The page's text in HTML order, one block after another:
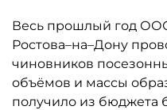
Весь прошлый год
Ростова–на–Дону
чиновников
объёмов и массы
получило из бюджета